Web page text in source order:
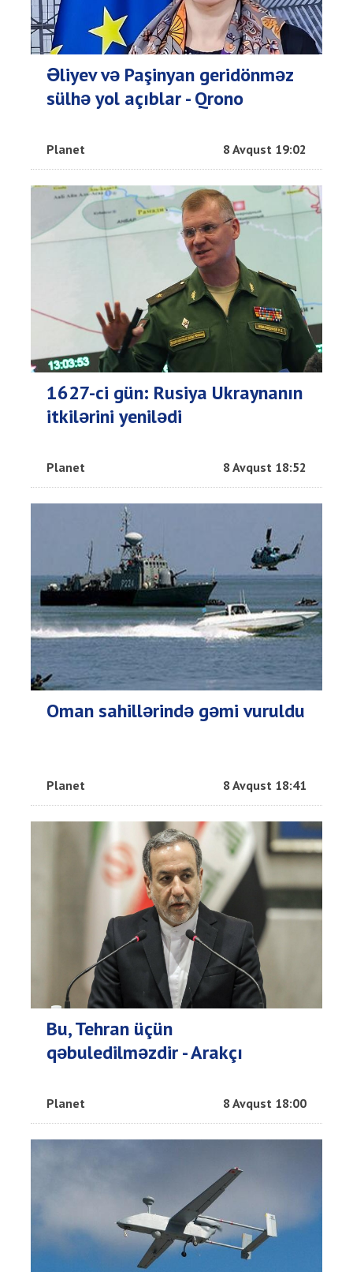
Əliyev və Paşinyan geridönməz
sülhə yol açıblar - Qrono
Planet 8 Avqust 19:02
1627-ci gün: Rusiya Ukraynanın
itkilərini yenilədi
Planet 8 Avqust 18:52
Oman sahillərində gəmi vuruldu
Planet 8 Avqust 18:41
Bu, Tehran üçün
qəbuledilməzdir - Arakçı
Planet 8 Avqust 18:00